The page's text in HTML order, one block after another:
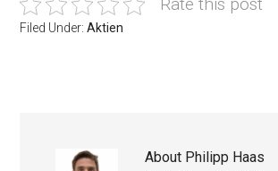
Filed Under:Aktien
About Philipp Haas